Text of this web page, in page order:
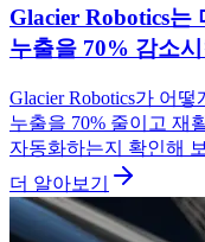
Glacier Robotics는
누출을 70% 감소
Glacier Robotics가 어
누출을 70% 줄이고 재
자동화하는지 확인해
더 알아보기